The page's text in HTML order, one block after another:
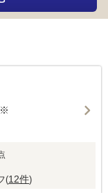
※
(12件)